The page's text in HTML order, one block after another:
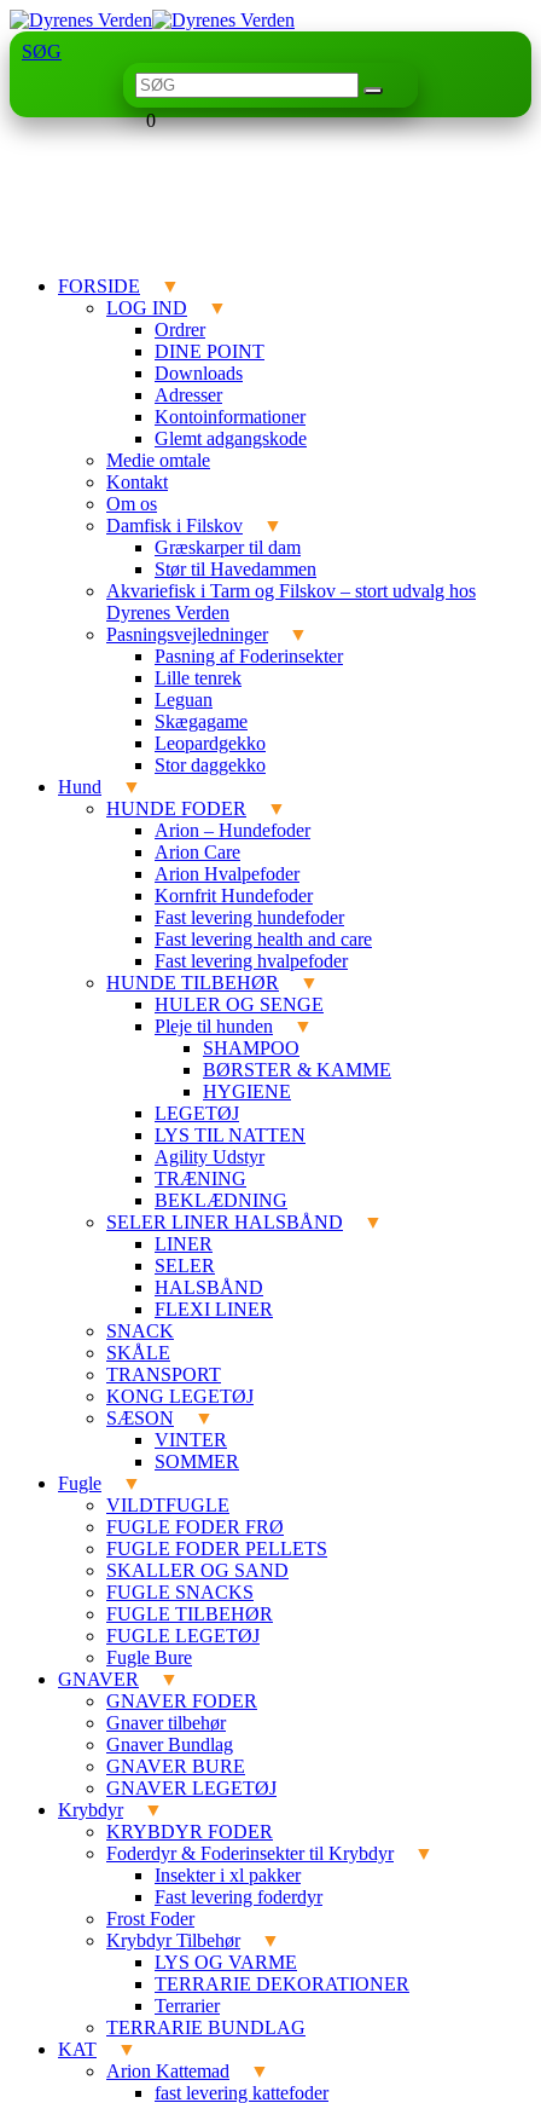
SØG
0
FORSIDE
LOG IND
Ordrer
DINE POINT
Downloads
Adresser
Kontoinformationer
Glemt adgangskode
Medie omtale
Kontakt
Om os
Damfisk i Filskov
Græskarper til dam
Stør til Havedammen
Akvariefisk i Tarm og Filskov – stort udvalg hos
Dyrenes Verden
Pasningsvejledninger
Pasning af Foderinsekter
Lille tenrek
Leguan
Skægagame
Leopardgekko
Stor daggekko
Hund
HUNDE FODER
Arion – Hundefoder
Arion Care
Arion Hvalpefoder
Kornfrit Hundefoder
Fast levering hundefoder
Fast levering health and care
Fast levering hvalpefoder
HUNDE TILBEHØR
HULER OG SENGE
Pleje til hunden
SHAMPOO
BØRSTER & KAMME
HYGIENE
LEGETØJ
LYS TIL NATTEN
Agility Udstyr
TRÆNING
BEKLÆDNING
SELER LINER HALSBÅND
LINER
SELER
HALSBÅND
FLEXI LINER
SNACK
SKÅLE
TRANSPORT
KONG LEGETØJ
SÆSON
VINTER
SOMMER
Fugle
VILDTFUGLE
FUGLE FODER FRØ
FUGLE FODER PELLETS
SKALLER OG SAND
FUGLE SNACKS
FUGLE TILBEHØR
FUGLE LEGETØJ
Fugle Bure
GNAVER
GNAVER FODER
Gnaver tilbehør
Gnaver Bundlag
GNAVER BURE
GNAVER LEGETØJ
Krybdyr
KRYBDYR FODER
Foderdyr & Foderinsekter til Krybdyr
Insekter i xl pakker
Fast levering foderdyr
Frost Foder
Krybdyr Tilbehør
LYS OG VARME
TERRARIE DEKORATIONER
Terrarier
TERRARIE BUNDLAG
KAT
Arion Kattemad
fast levering kattefoder